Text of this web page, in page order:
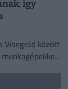
így
Visegrád között